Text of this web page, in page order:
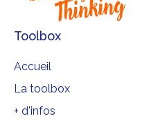
Toolbox
Accueil
La toolbox
+ d'infos